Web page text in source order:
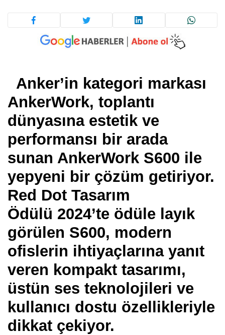
Anker’in kategori markası
AnkerWork, toplantı
dünyasına estetik ve
performansı bir arada
sunan AnkerWork S600 ile
yepyeni bir çözüm getiriyor.
Red Dot Tasarım
Ödülü 2024’te ödü le layık
görülen S600, modern
ofislerin ihtiyaçlarına yanıt
veren kompakt tasarımı,
üstün ses teknolojileri ve
kullanıcı dostu özellikleriyle
dikkat çekiyor.